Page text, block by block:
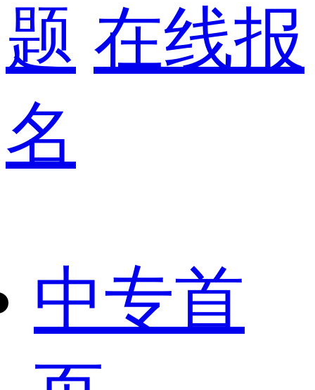
题 在线报
名
中专首